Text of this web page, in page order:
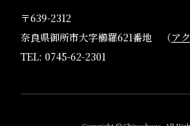
〒639-2312
奈良県御所市大字櫛羅621番地 （ア
TEL: 0745-62-2301